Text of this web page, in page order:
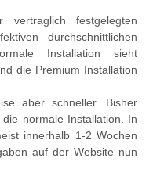
festgelegten
durchschnittlichen
Installation sieht
die Premium Installation
aber schneller. Bisher
normale Installation. In
innerhalb 1-2 Wochen
auf der Website nun